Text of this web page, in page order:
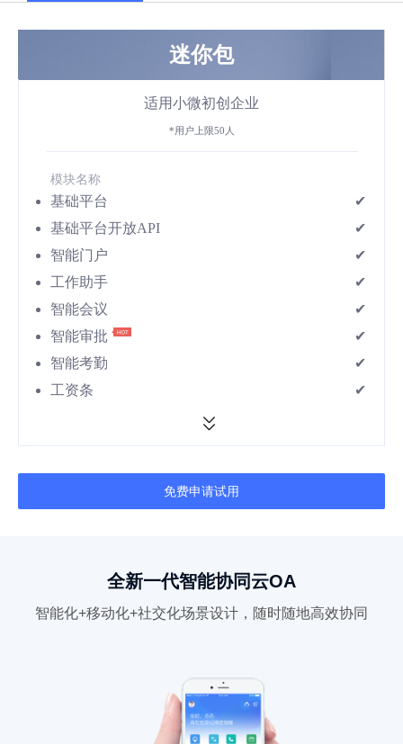
迷你包
适用小微初创企业
*用户上限50人
模块名称
基础平台
✔
基础平台开放API
✔
智能门户
✔
工作助手
✔
智能会议
✔
智能审批
✔
智能考勤
✔
工资条
✔


免费申请试用
全新一代智能协同云OA
智能化+移动化+社交化场景设计，随时随地高效协同